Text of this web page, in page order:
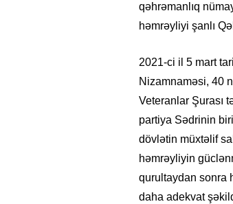
qəhrəmanlıq
həmrəyliyi şanlı
2021-ci il 5 mart
Nizamnaməsi, 40
Veteranlar Şurası
partiya Sədrinin
dövlətin müxtəlif
həmrəyliyin
qurultaydan sonra
daha adekvat